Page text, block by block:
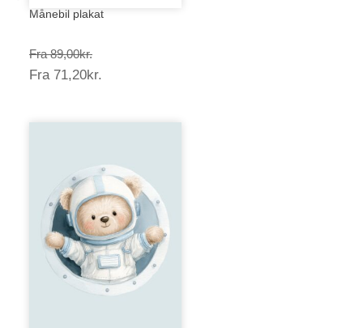
Månebil plakat
Fra 89,00kr.Prisinterval:
89,00kr.
Fra 71,20kr.